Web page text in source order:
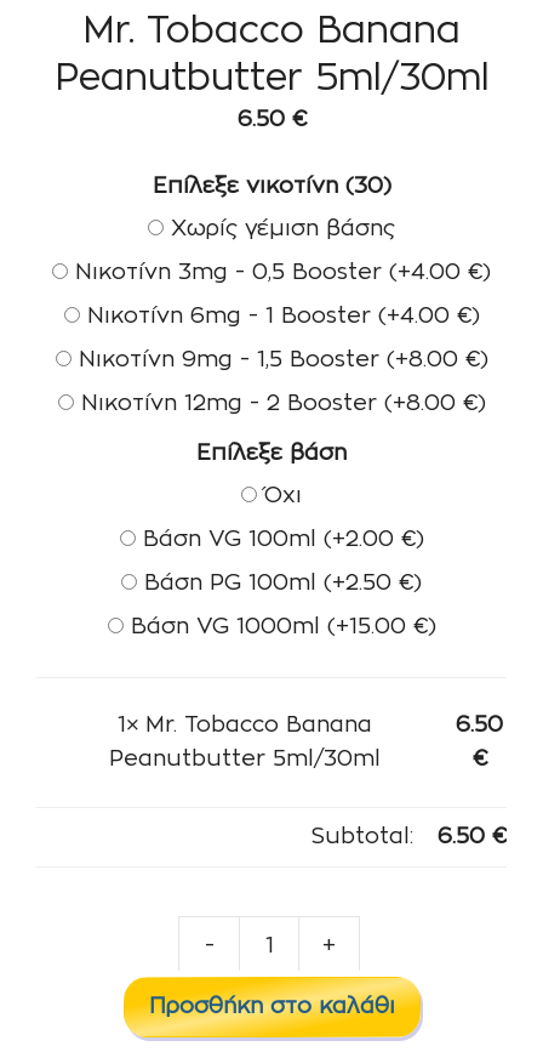
Mr. Tobacco Banana
Peanutbutter 5ml/30ml
6.50 €
Επίλεξε νικοτίνη (30)
Χωρίς γέμιση βάσης
Νικοτίνη 3mg - 0,5 Booster (+4.00 €)
Νικοτίνη 6mg - 1 Booster (+4.00 €)
Νικοτίνη 9mg - 1,5 Booster (+8.00 €)
Νικοτίνη 12mg - 2 Booster (+8.00 €)
Επίλεξε βάση
Όχι
Βάση VG 100ml (+2.00 €)
Βάση PG 100ml (+2.50 €)
Βάση VG 1000ml (+15.00 €)
1×Mr. Tobacco Banana
Peanutbutter 5ml/30ml
6.50
€
Subtotal: 6.50 €
-
Tobacco
Banana
+
Προσθήκη στο καλάθι